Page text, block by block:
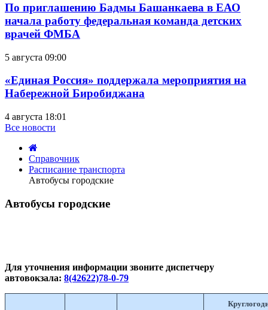
По приглашению Бадмы Башанкаева в ЕАО
начала работу федеральная команда детских
врачей ФМБА
5 августа 09:00
«Единая Россия» поддержала мероприятия на
Набережной Биробиджана
4 августа 18:01
Все новости
Справочник
Расписание транспорта
Автобусы городские
Автобусы городские
16:40
Для уточнения информации звоните диспетчеру
автовокзала: 8(42622)78-0-79